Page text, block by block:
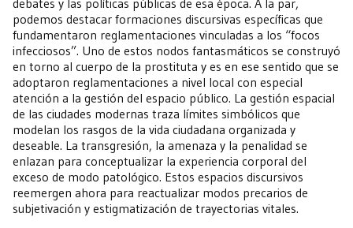
debates y las políticas públicas de esa época. A la par,
podemos destacar formaciones discursivas específicas que
fundamentaron reglamentaciones vinculadas a los “focos
infecciosos”. Uno de estos nodos fantasmáticos se construyó
en torno al cuerpo de la prostituta y es en ese sentido que se
adoptaron reglamentaciones a nivel local con especial
atención a la gestión del espacio público. La gestión espacial
de las ciudades modernas traza límites simbólicos que
modelan los rasgos de la vida ciudadana organizada y
deseable. La transgresión, la amenaza y la penalidad se
enlazan para conceptualizar la experiencia corporal del
exceso de modo patológico. Estos espacios discursivos
reemergen ahora para reactualizar modos precarios de
subjetivación y estigmatización de trayectorias vitales.